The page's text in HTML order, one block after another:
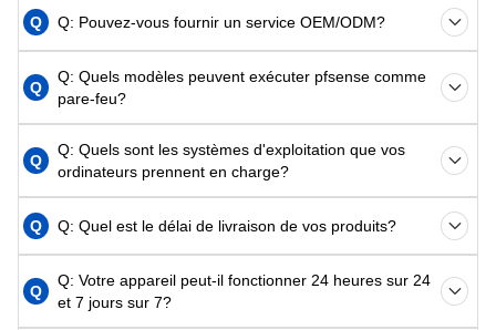
Q Q: Pouvez-vous fournir un service OEM/ODM?
Q
Q: Quels modèles peuvent exécuter pfsense comme
pare-feu?
Q
Q: Quels sont les systèmes d'exploitation que vos
ordinateurs prennent en charge?
Q Q: Quel est le délai de livraison de vos produits?
Q
Q: Votre appareil peut-il fonctionner 24 heures sur 24
et 7 jours sur 7?